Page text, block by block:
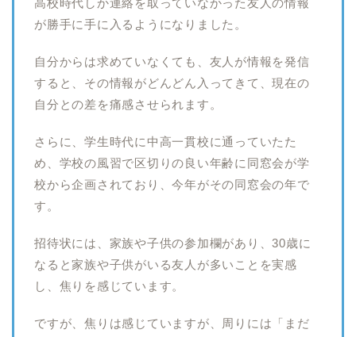
高校時代しか連絡を取っていなかった友人の情報
が勝手に手に入るようになりました。
自分からは求めていなくても、友人が情報を発信
すると、その情報がどんどん入ってきて、現在の
自分との差を痛感させられます。
さらに、学生時代に中高一貫校に通っていたた
め、学校の風習で区切りの良い年齢に同窓会が学
校から企画されており、今年がその同窓会の年で
す。
招待状には、家族や子供の参加欄があり、30歳に
なると家族や子供がいる友人が多いことを実感
し、焦りを感じています。
ですが、焦りは感じていますが、周りには「まだ